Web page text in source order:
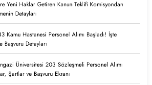
Yeni Haklar Getiren Kanun Teklifi Komisyondan
Detayları
Kamu Hastanesi Personel Alımı Başladı! İşte
Detayları
Üniversitesi 203 Sözleşmeli Personel Alımı
Şartlar ve Başvuru Ekranı